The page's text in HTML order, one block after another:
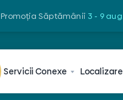
Promoția Săptămânii 3 - 9 aug.
ServiciiConexe Localizare